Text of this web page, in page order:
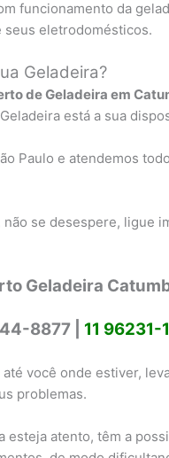
funcionamento da
seus eletrodomésticos.
Geladeira?
de Geladeira em
está a sua
Paulo e atendemos
se desespere, ligue
Geladeira
8877 | 11
você onde estiver,
problemas.
esteja atento, têm a